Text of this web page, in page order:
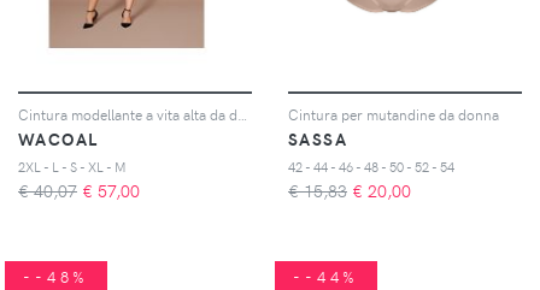
WACOAL
2XL - L - S - XL - M
€ 40,07 € 57,00
Cintura per mutandine da donna
SASSA
42 - 44 - 46 - 48 - 50 - 52 - 54
€ 15,83 € 20,00
--48% --44%